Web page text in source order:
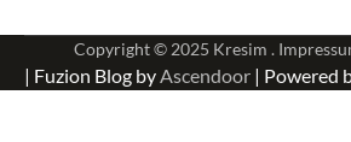
Copyright © 2025 Kresim .
| Fuzion Blog byAscendoor | Powered